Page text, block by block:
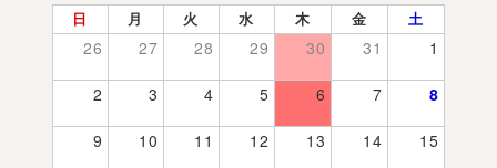
日 月 火 水 木 金 土
26 27 28 29 30 31 1
2 3 4 5 6 7 8
9 10 11 12 13 14 15